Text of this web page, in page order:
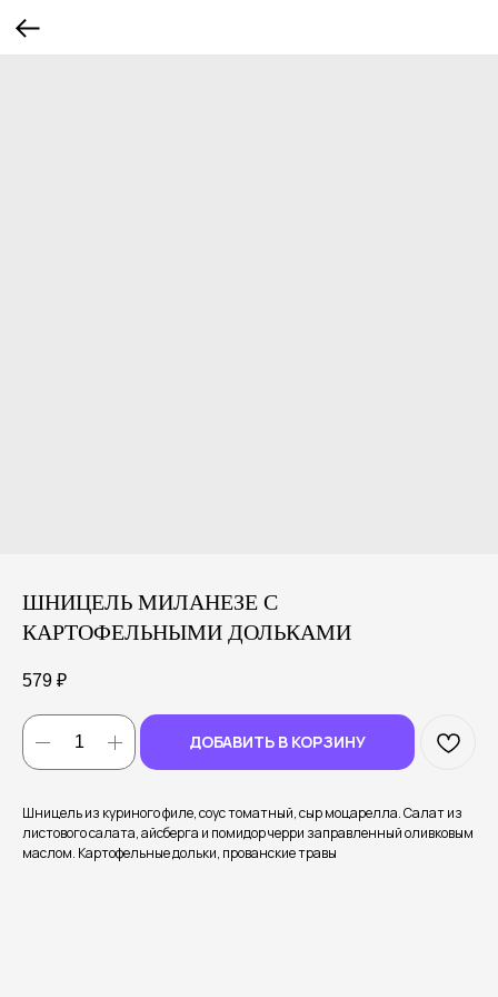
ШНИЦЕЛЬ МИЛАНЕЗЕ С
КАРТОФЕЛЬНЫМИ ДОЛЬКАМИ
579 ₽
ДОБАВИТЬ В КОРЗИНУ
Шницель из куриного филе, соус томатный, сыр моцарелла. Салат из
листового салата, айсберга и помидор черри заправленный оливковым
маслом. Картофельные дольки, прованские травы